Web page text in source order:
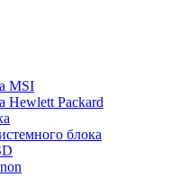
MSI
Hewlett Packard
блока